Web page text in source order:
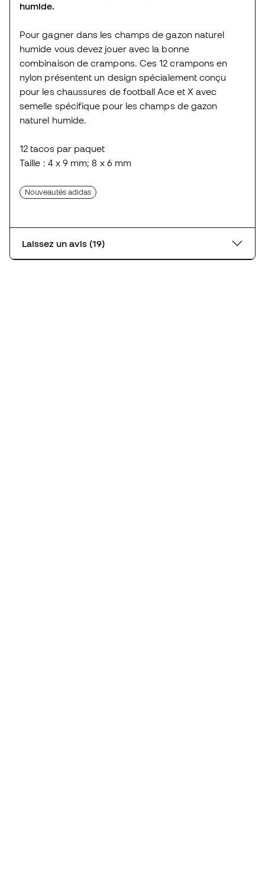
humide.
Pour gagner dans les champs de gazon naturel
humide vous devez jouer avec la bonne
combinaison de crampons. Ces 12 crampons en
nylon présentent un design spécialement conçu
pour les chaussures de football Ace et X avec
semelle spécifique pour les champs de gazon
naturel humide.
12 tacos par paquet
Taille : 4 x 9 mm; 8 x 6 mm
Nouveautés adidas
Laissez un avis (19)